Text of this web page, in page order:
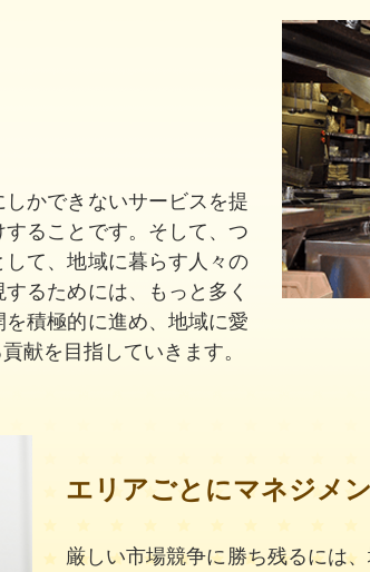
かできないサービスを提
ることです。そして、つ
て、地域に暮らす人々の
るためには、もっと多く
積極的に進め、地域に愛
献を目指していきます。
エリアごとにマネジメ
厳しい市場競争に勝ち残るには